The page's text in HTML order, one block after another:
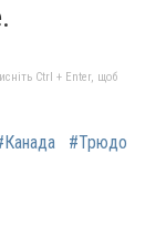
Ctrl + Enter, щоб
#Трюдо